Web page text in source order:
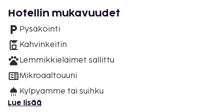
Hotellin mukavuudet
Pysäköinti
Kahvinkeitin
Lemmikkieläimet sallittu
Mikroaaltouuni
Kylpyamme tai suihku
Lue lisää